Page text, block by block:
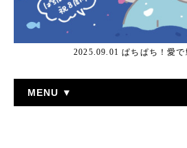
2025.09.01 ぱちぱち！愛で
MENU ▼